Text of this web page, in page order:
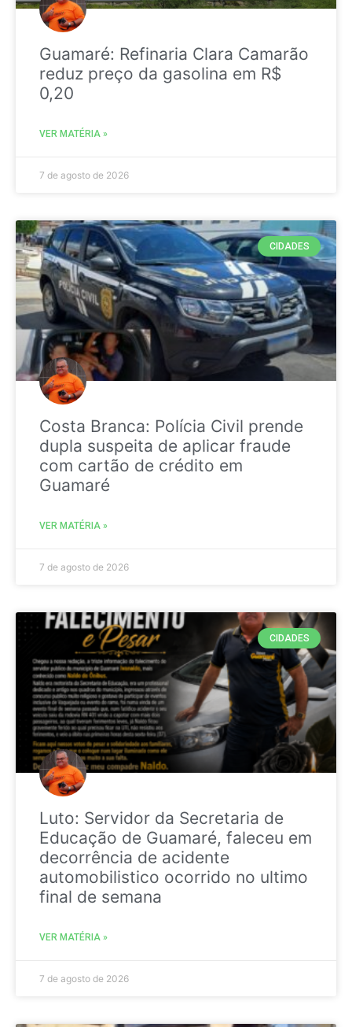
Guamaré: Refinaria Clara Camarão
reduz preço da gasolina em R$
0,20
VER MATÉRIA »
7 de agosto de 2026
CIDADES
Costa Branca: Polícia Civil prende
dupla suspeita de aplicar fraude
com cartão de crédito em
Guamaré
VER MATÉRIA »
7 de agosto de 2026
CIDADES
Luto: Servidor da Secretaria de
Educação de Guamaré, faleceu em
decorrência de acidente
automobilistico ocorrido no ultimo
final de semana
VER MATÉRIA »
7 de agosto de 2026